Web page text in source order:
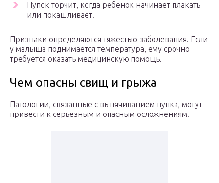
Пупок торчит, когда ребенок начинает плакать
или покашливает.
Признаки определяются тяжестью заболевания. Если
у малыша поднимается температура, ему срочно
требуется оказать медицинскую помощь.
Чем опасны свищ и грыжа
Патологии, связанные с выпячиванием пупка, могут
привести к серьезным и опасным осложнениям.